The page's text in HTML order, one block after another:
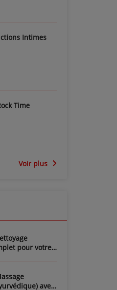
Intimes
Time
Voir plus
pour votre
avec